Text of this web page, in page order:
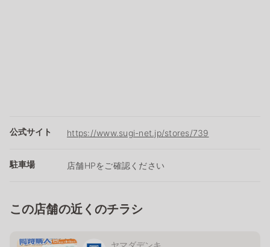
公式サイト https://www.sugi-net.jp/stores/739
駐車場 店舗HPをご確認ください
この店舗の近くのチラシ
ヤマダデンキ